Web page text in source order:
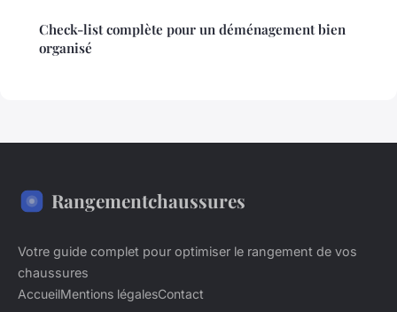
Check-list complète pour un déménagement bien
organisé
Rangementchaussures
Votre guide complet pour optimiser le rangement de vos
chaussures
AccueilMentions légalesContact